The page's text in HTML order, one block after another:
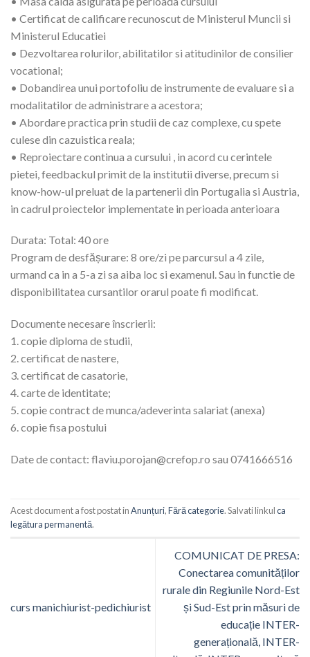
• Certificat de calificare recunoscut de Ministerul Muncii si
Ministerul Educatiei
• Dezvoltarea rolurilor, abilitatilor si atitudinilor de consilier
vocational;
• Dobandirea unui portofoliu de instrumente de evaluare si a
modalitatilor de administrare a acestora;
• Abordare practica prin studii de caz complexe, cu spete
culese din cazuistica reala;
• Reproiectare continua a cursului , in acord cu cerintele
pietei, feedbackul primit de la institutii diverse, precum si
know-how-ul preluat de la partenerii din Portugalia si Austria,
in cadrul proiectelor implementate in perioada anterioara
Durata: Total: 40 ore
Program de desfășurare: 8 ore/zi pe parcursul a 4 zile,
urmand ca in a 5-a zi sa aiba loc si examenul. Sau in functie de
disponibilitatea cursantilor orarul poate fi modificat.
Documente necesare înscrierii:
1. copie diploma de studii,
2. certificat de nastere,
3. certificat de casatorie,
4. carte de identitate;
5. copie contract de munca/adeverinta salariat (anexa)
6. copie fisa postului
Date de contact: flaviu.porojan@crefop.ro sau 0741666516
Acest document a fost postat inAnunțuri,Fără categorie. Salvati linkulca
legătura permanentă.
curs manichiurist-pedichiurist
COMUNICAT DE PRESA:
Conectarea comunităților
rurale din Regiunile Nord-Est
și Sud-Est prin măsuri de
educație INTER-
generațională, INTER-